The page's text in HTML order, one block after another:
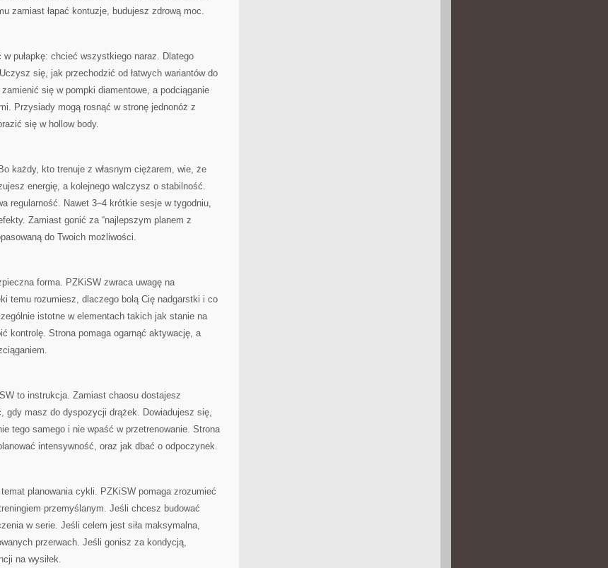
zamiast łapać kontuzje, budujesz zdrową moc.
pułapkę: chcieć wszystkiego naraz. Dlatego
się, jak przechodzić od łatwych wariantów do
się w pompki diamentowe, a podciąganie
Przysiady mogą rosnąć w stronę jednonóż z
się w hollow body.
każdy, kto trenuje z własnym ciężarem, wie, że
energię, a kolejnego walczysz o stabilność.
regularność. Nawet 3–4 krótkie sesje w tygodniu,
Zamiast gonić za “najlepszym planem z
do Twoich możliwości.
forma. PZKiSW zwraca uwagę na
temu rozumiesz, dlaczego bolą Cię nadgarstki i co
istotne w elementach takich jak stanie na
kontrolę. Strona pomaga ogarnąć aktywację, a
to instrukcja. Zamiast chaosu dostajesz
gdy masz do dyspozycji drążek. Dowiadujesz się,
tego samego i nie wpaść w przetrenowanie. Strona
intensywność, oraz jak dbać o odpoczynek.
planowania cykli. PZKiSW pomaga zrozumieć
przemyślanym. Jeśli chcesz budować
w serie. Jeśli celem jest siła maksymalna,
przerwach. Jeśli gonisz za kondycją,
na wysiłek.